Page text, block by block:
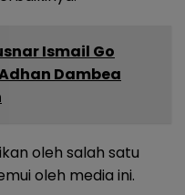
Ismail Go
Dambea
oleh salah satu
oleh media ini.